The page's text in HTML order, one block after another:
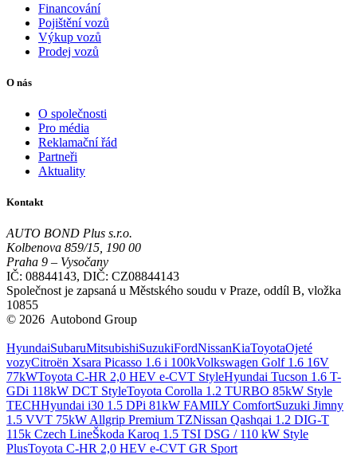
Financování
Pojištění vozů
Výkup vozů
Prodej vozů
O nás
O společnosti
Pro média
Reklamační řád
Partneři
Aktuality
Kontakt
AUTO BOND Plus s.r.o.
Kolbenova 859/15, 190 00
Praha 9 – Vysočany
IČ: 08844143, DIČ: CZ08844143
Společnost je zapsaná u Městského soudu v Praze, oddíl B, vložka
10855
© 2026 Autobond Group
HyundaiSubaruMitsubishiSuzukiFordNissanKiaToyotaOjeté
vozyCitroën Xsara Picasso 1.6 i 100kVolkswagen Golf 1.6 16V
77kWToyota C-HR 2,0 HEV e-CVT StyleHyundai Tucson 1.6 T-
GDi 118kW DCT StyleToyota Corolla 1.2 TURBO 85kW Style
TECHHyundai i30 1.5 DPi 81kW FAMILY ComfortSuzuki Jimny
1.5 VVT 75kW Allgrip Premium TZNissan Qashqai 1.2 DIG-T
115k Czech LineŠkoda Karoq 1.5 TSI DSG / 110 kW Style
PlusToyota C-HR 2,0 HEV e-CVT GR Sport